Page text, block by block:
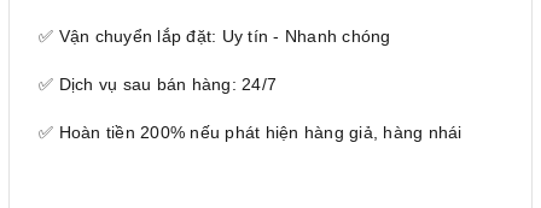
✅ Vận chuyển lắp đặt: Uy tín - Nhanh chóng
✅ Dịch vụ sau bán hàng: 24/7
✅ Hoàn tiền 200% nếu phát hiện hàng giả, hàng nhái